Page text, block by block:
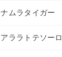
ナムラタイガー
アララトテソーロ